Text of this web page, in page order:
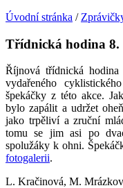
Úvodní stránka /
Třídnická hodina 8.
Říjnová třídnická
vydařeného
špekáčky z této akce.
bylo zapálit a udržet
jako trpěliví a zruční
tomu se jim asi po
spolužáky k ohni.
fotogalerii.
L. Kračinová, M.